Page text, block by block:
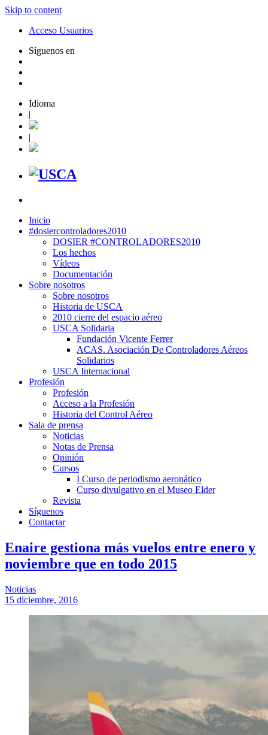
Skip to content
Acceso Usuarios
Síguenos en
Idioma
|
|
Inicio
#dosiercontroladores2010
DOSIER #CONTROLADORES2010
Los hechos
Vídeos
Documentación
Sobre nosotros
Sobre nosotros
Historia de USCA
2010 cierre del espacio aéreo
USCA Solidaria
Fundación Vicente Ferrer
ACAS. Asociación De Controladores Aéreos
Solidarios
USCA Internacional
Profesión
Profesión
Acceso a la Profesión
Historia del Control Aéreo
Sala de prensa
Noticias
Notas de Prensa
Opinión
Cursos
I Curso de periodismo aeronático
Curso divulgativo en el Museo Elder
Revista
Síguenos
Contactar
Enaire gestiona más vuelos entre enero y
noviembre que en todo 2015
Noticias
15 diciembre, 2016